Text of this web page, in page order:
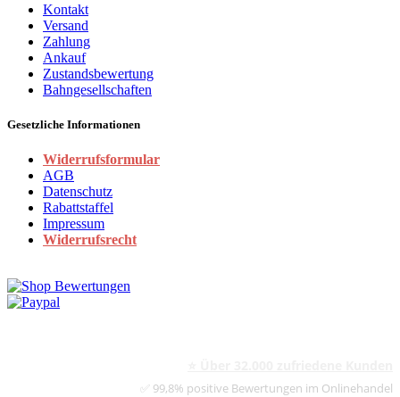
Kontakt
Versand
Zahlung
Ankauf
Zustandsbewertung
Bahngesellschaften
Gesetzliche Informationen
Widerrufsformular
AGB
Datenschutz
Rabattstaffel
Impressum
Widerrufsrecht
✅ 99,8% positive Bewertungen im Onlinehandel